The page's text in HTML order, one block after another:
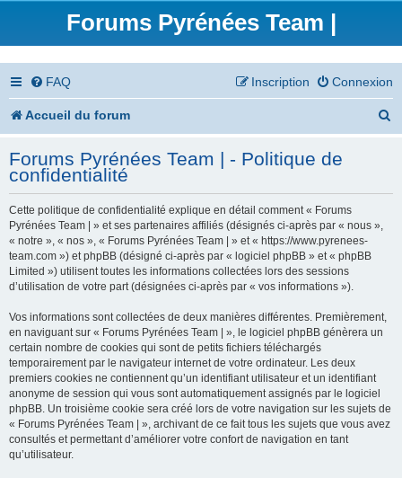
Forums Pyrénées Team |
FAQ Connexion
Inscription
Accueil du forum
h
Forums Pyrénées Team | - Politique de
confidentialité
Cette politique de confidentialité explique en détail comment « Forums
Pyrénées Team | » et ses partenaires affiliés (désignés ci-après par « nous »,
« notre », « nos », « Forums Pyrénées Team | » et « https://www.pyrenees-
team.com ») et phpBB (désigné ci-après par « logiciel phpBB » et « phpBB
Limited ») utilisent toutes les informations collectées lors des sessions
d’utilisation de votre part (désignées ci-après par « vos informations »).
Vos informations sont collectées de deux manières différentes. Premièrement,
en naviguant sur « Forums Pyrénées Team | », le logiciel phpBB génèrera un
certain nombre de cookies qui sont de petits fichiers téléchargés
temporairement par le navigateur internet de votre ordinateur. Les deux
premiers cookies ne contiennent qu’un identifiant utilisateur et un identifiant
anonyme de session qui vous sont automatiquement assignés par le logiciel
phpBB. Un troisième cookie sera créé lors de votre navigation sur les sujets de
« Forums Pyrénées Team | », archivant de ce fait tous les sujets que vous avez
consultés et permettant d’améliorer votre confort de navigation en tant
qu’utilisateur.